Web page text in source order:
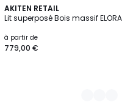
AKITEN RETAIL
Lit superposé Bois massif ELORA
à partir de
779,00 €
2
Couleurs